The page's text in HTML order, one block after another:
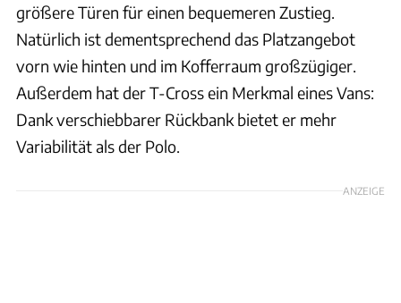
größere Türen für einen bequemeren Zustieg.
Natürlich ist dementsprechend das Platzangebot
vorn wie hinten und im Kofferraum großzügiger.
Außerdem hat der T-Cross ein Merkmal eines Vans:
Dank verschiebbarer Rückbank bietet er mehr
Variabilität als der Polo.
ANZEIGE